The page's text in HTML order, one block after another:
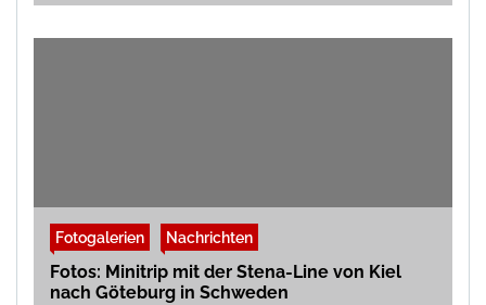
Fotogalerien Nachrichten
Fotos: Minitrip mit der Stena-Line von Kiel
nach Göteburg in Schweden